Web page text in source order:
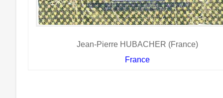
Jean-Pierre HUBACHER (France)
France